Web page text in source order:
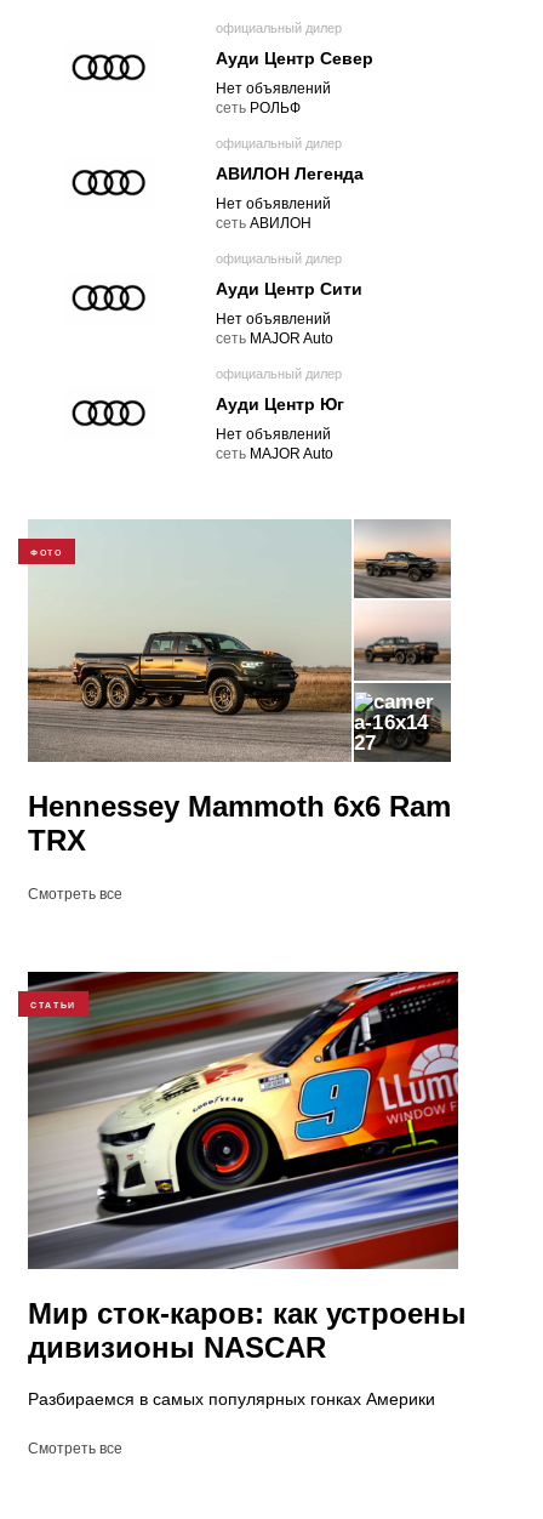
официальный дилер
Ауди Центр Север
Нет объявлений
cеть РОЛЬФ
официальный дилер
АВИЛОН Легенда
Нет объявлений
cеть АВИЛОН
официальный дилер
Ауди Центр Сити
Нет объявлений
cеть MAJOR Auto
официальный дилер
Ауди Центр Юг
Нет объявлений
cеть MAJOR Auto
ФОТО
27
Hennessey Mammoth 6x6 Ram
TRX
Смотреть все
СТАТЬИ
Мир сток-каров: как устроены
дивизионы NASCAR
Разбираемся в самых популярных гонках Америки
Смотреть все